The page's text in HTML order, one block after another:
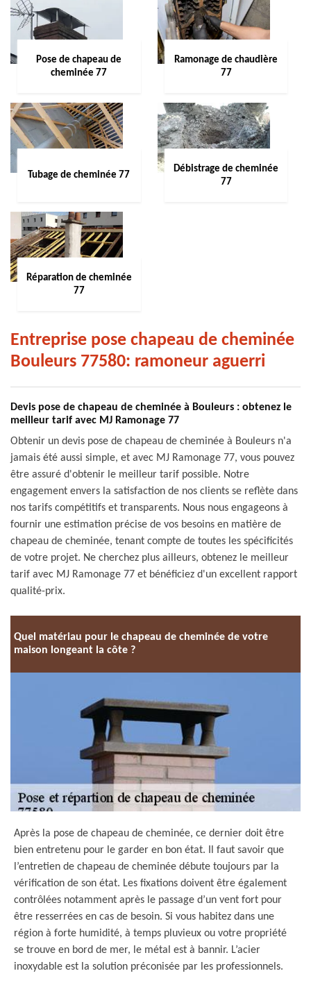
Pose de chapeau de
cheminée 77
Ramonage de chaudière
77
Tubage de cheminée 77
Débistrage de cheminée
77
Réparation de cheminée
77
Entreprise pose chapeau de cheminée
Bouleurs 77580: ramoneur aguerri
Devis pose de chapeau de cheminée à Bouleurs : obtenez le
meilleur tarif avec MJ Ramonage 77
Obtenir un devis pose de chapeau de cheminée à Bouleurs n'a
jamais été aussi simple, et avec MJ Ramonage 77, vous pouvez
être assuré d'obtenir le meilleur tarif possible. Notre
engagement envers la satisfaction de nos clients se reflète dans
nos tarifs compétitifs et transparents. Nous nous engageons à
fournir une estimation précise de vos besoins en matière de
chapeau de cheminée, tenant compte de toutes les spécificités
de votre projet. Ne cherchez plus ailleurs, obtenez le meilleur
tarif avec MJ Ramonage 77 et bénéficiez d'un excellent rapport
qualité-prix.
Quel matériau pour le chapeau de cheminée de votre
maison longeant la côte ?
Après la pose de chapeau de cheminée, ce dernier doit être
bien entretenu pour le garder en bon état. Il faut savoir que
l’entretien de chapeau de cheminée débute toujours par la
vérification de son état. Les fixations doivent être également
contrôlées notamment après le passage d’un vent fort pour
être resserrées en cas de besoin. Si vous habitez dans une
région à forte humidité, à temps pluvieux ou votre propriété
se trouve en bord de mer, le métal est à bannir. L’acier
inoxydable est la solution préconisée par les professionnels.